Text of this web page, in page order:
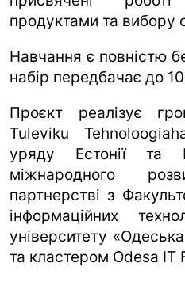
продуктами та вибору
Навчання є повністю
набір передбачає до
Проєкт реалізує
Tuleviku
уряду Естонії та
міжнародного
партнерстві з
інформаційних
університету
та кластером Odesa IT